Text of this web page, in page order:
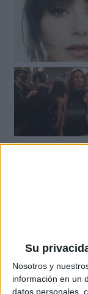
Su
Nosotros y
información en un
datos personales,